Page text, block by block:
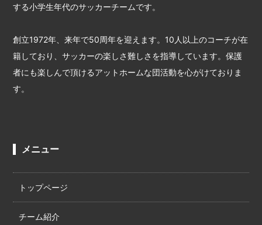
する小学生年代のサッカーチームです。
創立1972年、来年で50周年を迎えます。10人以上のコーチが在
籍しており、サッカーの楽しさ難しさを指導しています。保護
者にも楽しんで頂けるアットホームな団活動を心がけておりま
す。
メニュー
トップページ
チーム紹介